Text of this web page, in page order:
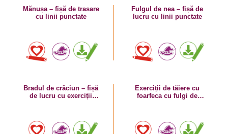
Mănușa – fișă de trasare
cu linii punctate
Fulgul de nea – fișă de
lucru cu linii punctate
Bradul de crăciun – fișă
de lucru cu exerciții
Exerciții de tăiere cu
foarfeca cu fulgi de